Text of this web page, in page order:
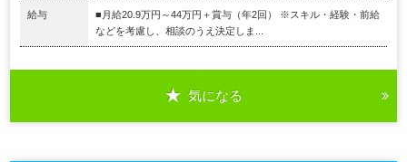
給与
■月給20.9万円～44万円＋賞与（年2回） ※スキル・経験・前給
などを考慮し、相談のうえ決定しま...
気になる